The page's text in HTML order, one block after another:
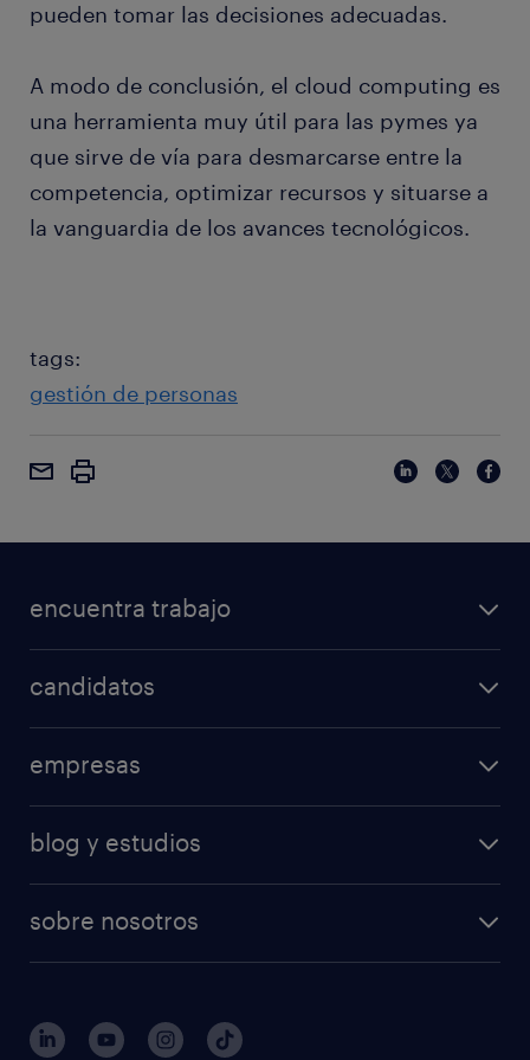
pueden tomar las decisiones adecuadas.
A modo de conclusión, el cloud computing es
una herramienta muy útil para las pymes ya
que sirve de vía para desmarcarse entre la
competencia, optimizar recursos y situarse a
la vanguardia de los avances tecnológicos.
tags:
gestión de personas
encuentra trabajo
candidatos
empresas
blog y estudios
sobre nosotros